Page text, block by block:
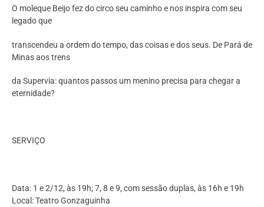
O moleque Beijo fez do circo seu caminho e nos inspira com seu
legado que
transcendeu a ordem do tempo, das coisas e dos seus. De Pará de
Minas aos trens
da Supervia: quantos passos um menino precisa para chegar a
eternidade?
SERVIÇO
Data: 1 e 2/12, às 19h; 7, 8 e 9, com sessão duplas, às 16h e 19h
Local: Teatro Gonzaguinha